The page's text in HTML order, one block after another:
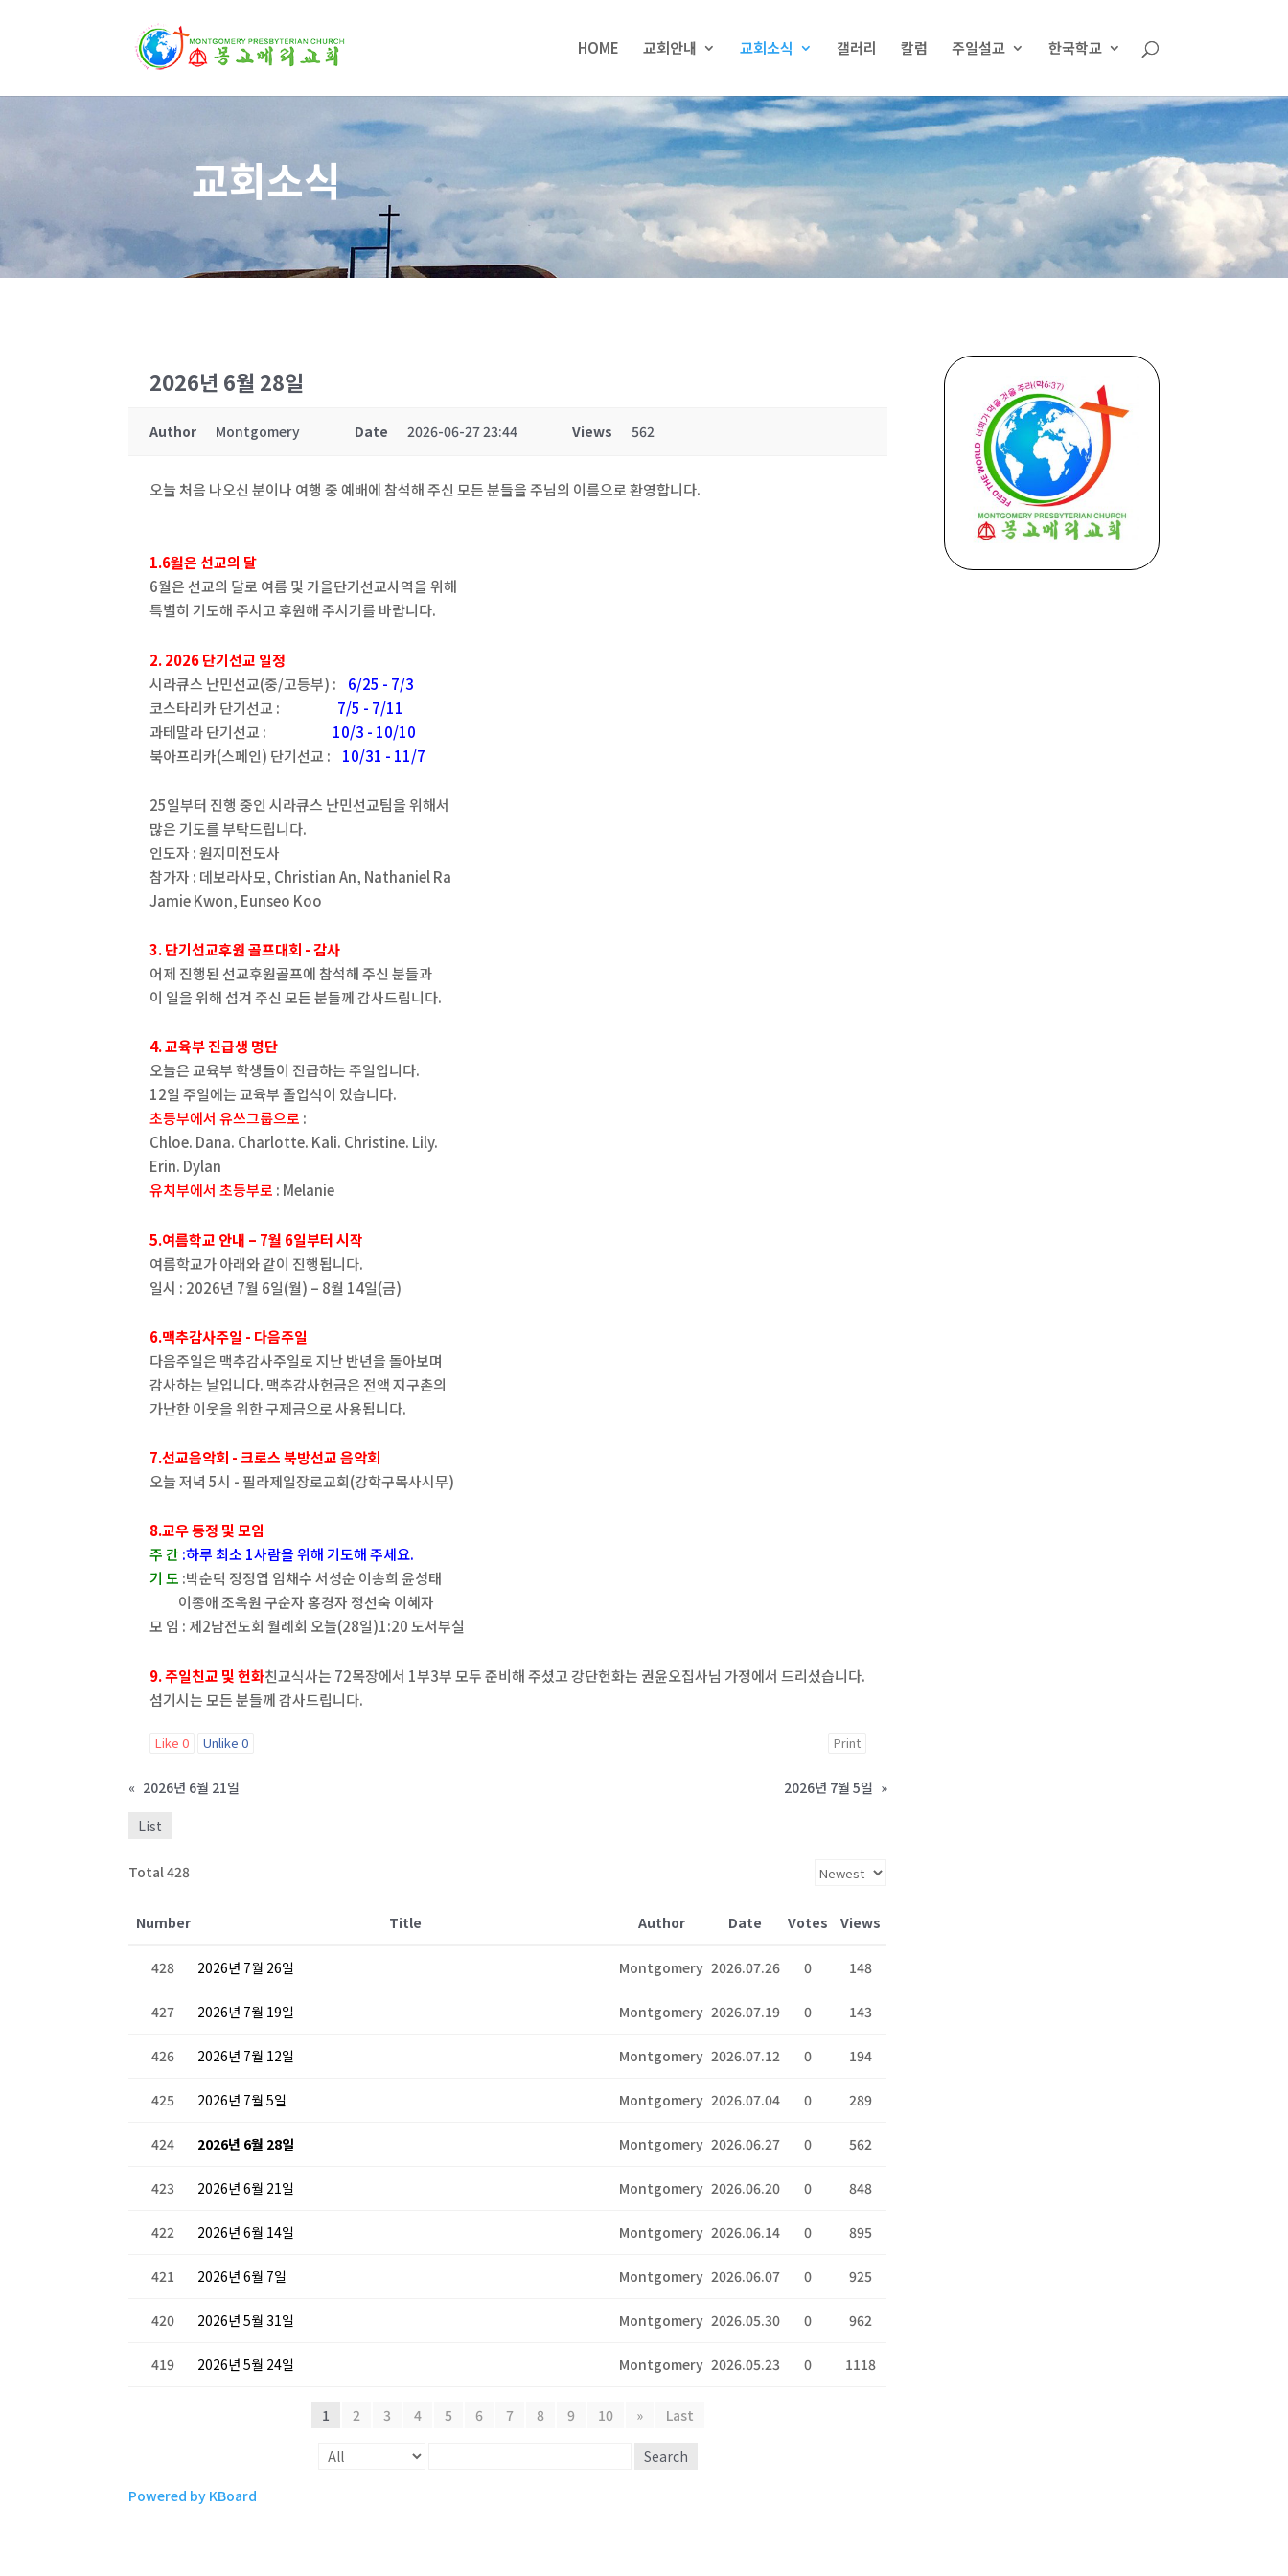
HOME 교회안내 교회소식 갤러리 칼럼 주일설교 한국학교
교회소식
2026년 6월 28일
Author Montgomery Date 2026-06-27 23:44 Views 562
오늘 처음 나오신 분이나 여행 중 예배에 참석해 주신 모든 분들을 주님의 이름으로 환영합니다.
1.6월은 선교의 달
6월은 선교의 달로 여름 및 가을단기선교사역을 위해
특별히 기도해 주시고 후원해 주시기를 바랍니다.
2. 2026 단기선교 일정
시라큐스 난민선교(중/고등부) :
6/25 - 7/3
코스타리카 단기선교 : 7/5 - 7/11
과테말라 단기선교 : 10/3 - 10/10
북아프리카(스페인) 단기선교 : 10/31 - 11/7
25일부터 진행 중인 시라큐스 난민선교팀을 위해서
많은 기도를 부탁드립니다.
인도자 : 원지미전도사
참가자 : 데보라사모, Christian An, Nathaniel Ra
Jamie Kwon, Eunseo Koo
3. 단기선교후원 골프대회 - 감사
어제 진행된 선교후원골프에 참석해 주신 분들과
이 일을 위해 섬겨 주신 모든 분들께 감사드립니다.
4. 교육부 진급생 명단
오늘은 교육부 학생들이 진급하는 주일입니다.
12일 주일에는 교육부 졸업식이 있습니다.
초등부에서 유쓰그룹으로 :
Chloe. Dana. Charlotte. Kali. Christine. Lily.
Erin. Dylan
유치부에서 초등부로 : Melanie
5.여름학교 안내 – 7월 6일부터 시작
여름학교가 아래와 같이 진행됩니다.
일시 : 2026년 7월 6일(월) – 8월 14일(금)
6.맥추감사주일 - 다음주일
다음주일은 맥추감사주일로 지난 반년을 돌아보며
감사하는 날입니다. 맥추감사헌금은 전액 지구촌의
가난한 이웃을 위한 구제금으로 사용됩니다.
7.선교음악회 - 크로스 북방선교 음악회
오늘 저녁 5시 - 필라제일장로교회(강학구목사시무)
8.교우 동정 및 모임
주 간 :하루 최소 1사람을 위해 기도해 주세요.
기 도 :박순덕 정정엽 임채수 서성순 이송희 윤성태
이종애 조옥원 구순자 홍경자 정선숙 이혜자
모 임 : 제2남전도회 월례회 오늘(28일)1:20 도서부실
9. 주일친교 및 헌화친교식사는 72목장에서 1부3부 모두 준비해 주셨고 강단헌화는 권윤오집사님 가정에서 드리셨습니다.
섬기시는 모든 분들께 감사드립니다.
Like0 Unlike0 Print
« 2026년 6월 21일 2026년 7월 5일 »
List
Total 428
Number Title Author Date Votes Views
428 2026년 7월 26일 Montgomery 2026.07.26 0 148
427 2026년 7월 19일 Montgomery 2026.07.19 0 143
426 2026년 7월 12일 Montgomery 2026.07.12 0 194
425 2026년 7월 5일 Montgomery 2026.07.04 0 289
424 2026년 6월 28일 Montgomery 2026.06.27 0 562
423 2026년 6월 21일 Montgomery 2026.06.20 0 848
422 2026년 6월 14일 Montgomery 2026.06.14 0 895
421 2026년 6월 7일 Montgomery 2026.06.07 0 925
420 2026년 5월 31일 Montgomery 2026.05.30 0 962
419 2026년 5월 24일 Montgomery 2026.05.23 0 1118
1 2 3 4 5 6 7 8 9 10 » Last
Search
Powered by KBoard